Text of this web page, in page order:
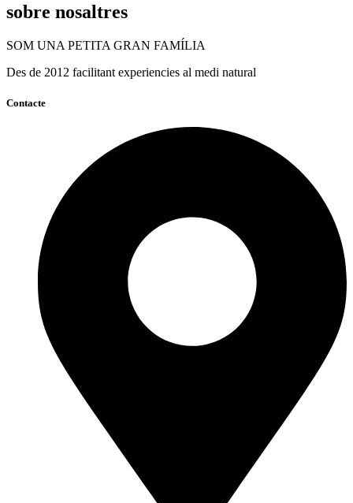
sobre nosaltres
SOM UNA PETITA GRAN FAMÍLIA
Des de 2012 facilitant experiencies al medi natural
Contacte